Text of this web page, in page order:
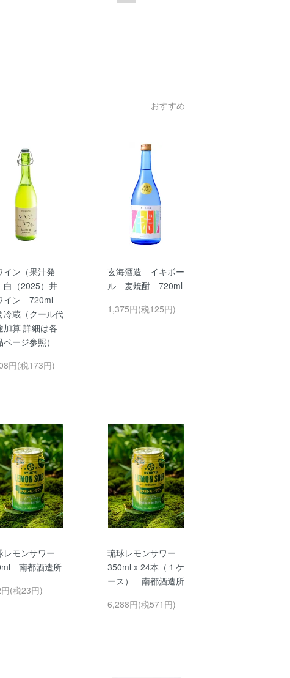
おすすめ
イン（果汁発
白（2025）井
イン 720ml
蔵（クール代
加算 詳細は各
ページ参照）
円(税173円)
玄海酒造 イキボー
ル 麦焼酎 720ml
1,375円(税125円)
レモンサワー
南都酒造所
(税23円)
琉球レモンサワー
350ml x 24本（１ケ
ース） 南都酒造所
6,288円(税571円)